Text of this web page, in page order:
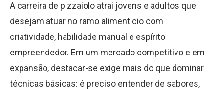
A carreira de pizzaiolo atrai jovens e adultos que
desejam atuar no ramo alimentício com
criatividade, habilidade manual e espírito
empreendedor. Em um mercado competitivo e em
expansão, destacar-se exige mais do que dominar
técnicas básicas: é preciso entender de sabores,